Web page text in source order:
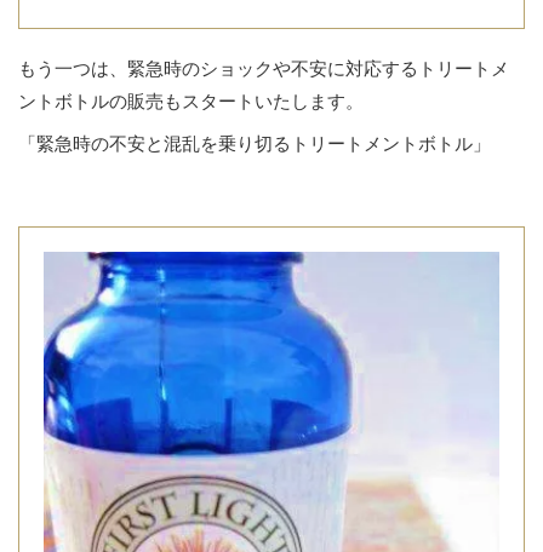
もう一つは、緊急時のショックや不安に対応するトリートメ
ントボトルの販売もスタートいたします。
「緊急時の不安と混乱を乗り切るトリートメントボトル」